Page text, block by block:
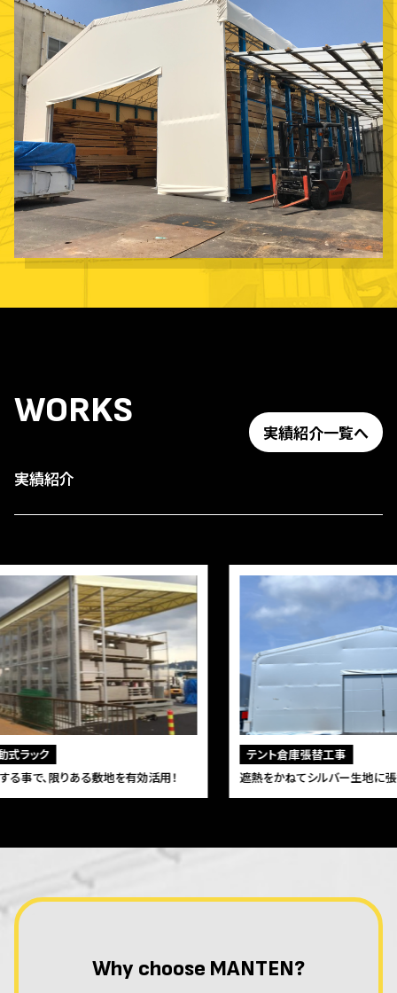
WORKS
実績紹介
実績紹介一覧へ
有効活用！
遮熱をかねてシルバー生地に張替しました
Why choose MANTEN?